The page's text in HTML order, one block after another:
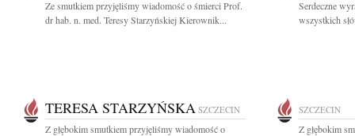
Ze smutkiem przyjęliśmy wiadomość o śmierci Prof.
dr hab. n. med. Teresy Starzyńskiej Kierownik...
Serdeczne
wszystkich
TERESA STARZYŃSKA SZCZECIN
Z głębokim smutkiem przyjęliśmy wiadomość o
SZCZECIN
Z głębokim